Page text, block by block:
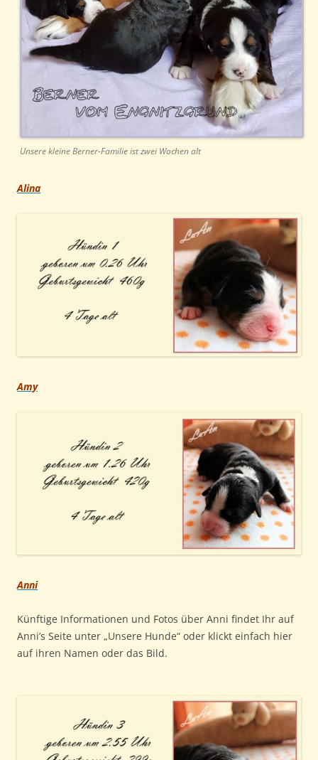
Unsere kleine Berner-Familie ist zwei Wochen alt
Alina
Amy
Anni
Künftige Informationen und Fotos über Anni findet Ihr auf
Anni’s Seite unter „Unsere Hunde“ oder klickt einfach hier
auf ihren Namen oder das Bild.